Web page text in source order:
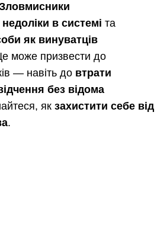
в системі та
як винуватців
може призвести до
— навіть до втрати
без відома
як захистити себе від
.